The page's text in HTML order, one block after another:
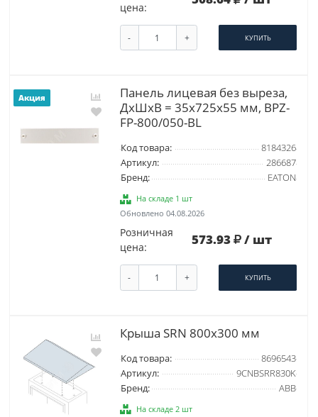
цена:
- + КУПИТЬ
Акция
Панель лицевая без выреза,
ДхШхВ = 35x725x55 мм, BPZ-
FP-800/050-BL
Код товара:
8184326
Артикул:
286687
Бренд:
EATON
На складе 1 шт
Обновлено 04.08.2026
Розничная
цена:
573.93 / шт
- + КУПИТЬ
Крыша SRN 800x300 мм
Код товара:
8696543
Артикул:
9CNBSRR830K
Бренд:
ABB
На складе 2 шт